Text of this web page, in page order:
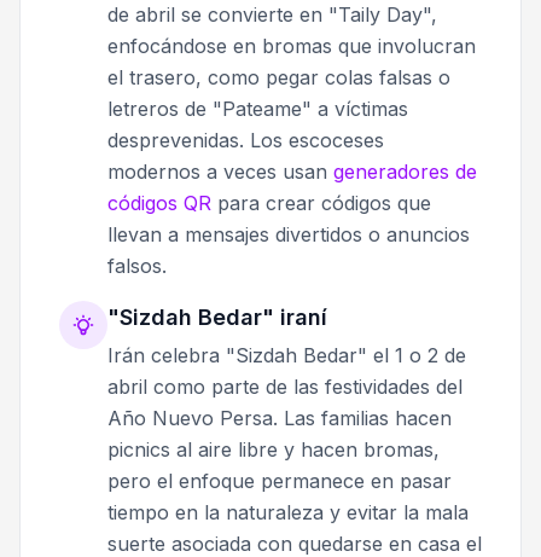
de abril se convierte en "Taily Day",
enfocándose en bromas que involucran
el trasero, como pegar colas falsas o
letreros de "Pateame" a víctimas
desprevenidas. Los escoceses
modernos a veces usan generadores de
códigos QR para crear códigos que
llevan a mensajes divertidos o anuncios
falsos.
"Sizdah Bedar" iraní
Irán celebra "Sizdah Bedar" el 1 o 2 de
abril como parte de las festividades del
Año Nuevo Persa. Las familias hacen
picnics al aire libre y hacen bromas,
pero el enfoque permanece en pasar
tiempo en la naturaleza y evitar la mala
suerte asociada con quedarse en casa el